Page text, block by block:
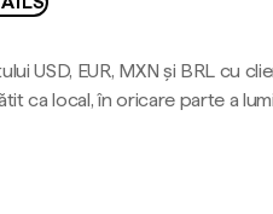
USD, EUR, MXN și BRL cu
ca local, în oricare parte a